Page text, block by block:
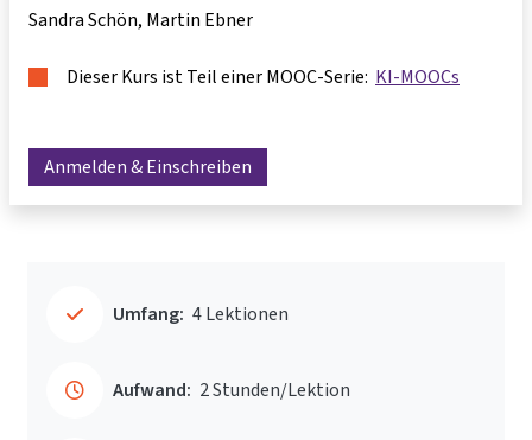
Sandra Schön Martin Ebner
Dieser Kurs ist Teil einer MOOC-Serie: KI-MOOCs
Anmelden & Einschreiben
Umfang: 4 Lektionen
Aufwand: 2 Stunden/Lektion